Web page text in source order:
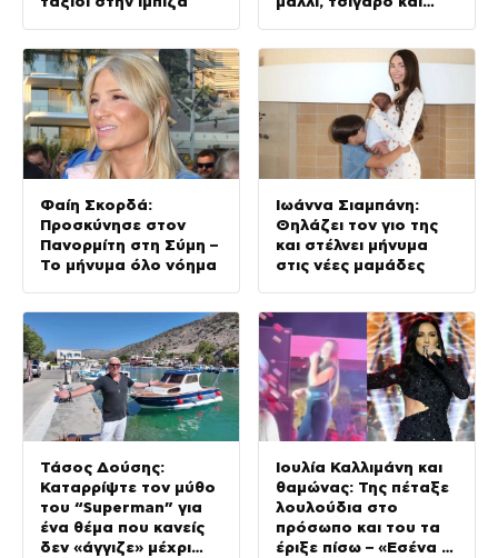
Φαίη Σκορδά:
Προσκύνησε στον
Πανορμίτη στη Σύμη –
Το μήνυμα όλο νόημα
Ιωάννα Σιαμπάνη:
Θηλάζει τον γιο της
και στέλνει μήνυμα
στις νέες μαμάδες
Τάσος Δούσης:
Καταρρίψτε τον μύθο
του “Superman” για
ένα θέμα που κανείς
δεν «άγγιζε» μέχρι
Ιουλία Καλλιμάνη και
θαμώνας: Της πέταξε
λουλούδια στο
πρόσωπο και του τα
έριξε πίσω – «Εσένα σ’